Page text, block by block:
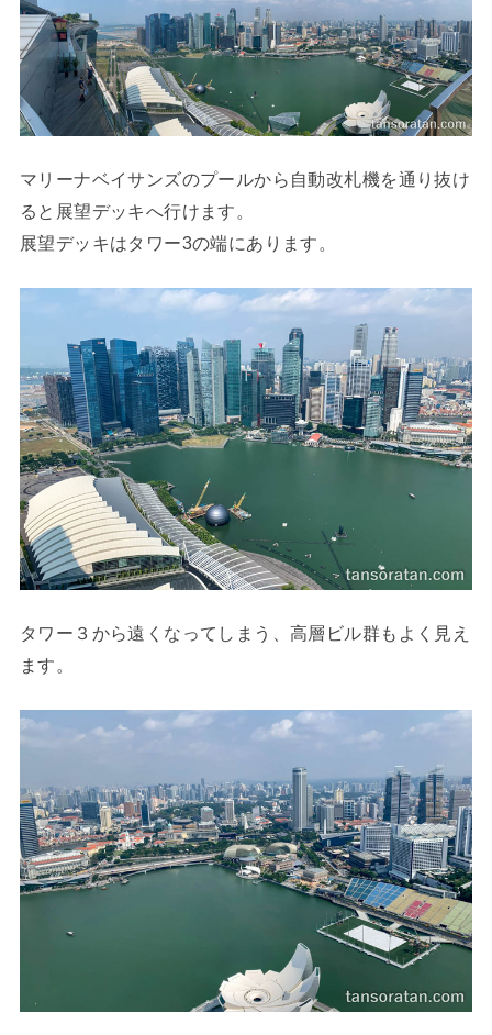
マリーナベイサンズのプールから自動改札機を通り抜け
ると展望デッキへ行けます。
展望デッキはタワー3の端にあります。
タワー３から遠くなってしまう、高層ビル群もよく見え
ます。